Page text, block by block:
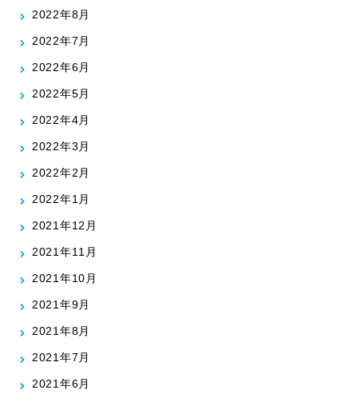
2022年8月
2022年7月
2022年6月
2022年5月
2022年4月
2022年3月
2022年2月
2022年1月
2021年12月
2021年11月
2021年10月
2021年9月
2021年8月
2021年7月
2021年6月